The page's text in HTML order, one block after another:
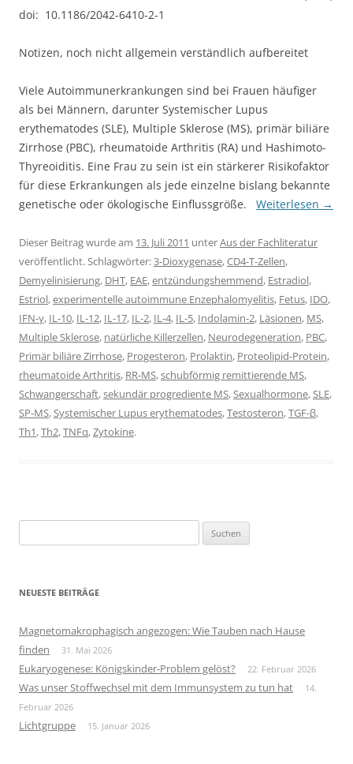
doi: 10.1186/2042-6410-2-1
Notizen, noch nicht allgemein verständlich aufbereitet
Viele Autoimmunerkrankungen sind bei Frauen häufiger
als bei Männern, darunter Systemischer Lupus
erythematodes (SLE), Multiple Sklerose (MS), primär biliäre
Zirrhose (PBC), rheumatoide Arthritis (RA) und Hashimoto-
Thyreoiditis. Eine Frau zu sein ist ein stärkerer Risikofaktor
für diese Erkrankungen als jede einzelne bislang bekannte
genetische oder ökologische Einflussgröße. Weiterlesen →
Dieser Beitrag wurde am 13. Juli 2011 unterAus der Fachliteratur
veröffentlicht. Schlagwörter:3-Dioxygenase,CD4-T-Zellen,
Demyelinisierung, DHT, EAE,entzündungshemmend, Estradiol,
Estriol,experimentelle autoimmune Enzephalomyelitis, Fetus, IDO,
IFN-γ, IL-10, IL-12, IL-17, IL-2, IL-4, IL-5, Indolamin-2, Läsionen, MS,
Multiple Sklerose, natürliche Killerzellen, Neurodegeneration, PBC,
Primär biliäre Zirrhose, Progesteron, Prolaktin, Proteolipid-Protein,
rheumatoide Arthritis, RR-MS,schubförmig remittierende MS,
Schwangerschaft,sekundär progrediente MS,Sexualhormone,SLE,
SP-MS,Systemischer Lupus erythematodes,Testosteron,TGF-β,
Th1,Th2,TNFα,Zytokine.
nach:
NEUESTE BEITRÄGE
Magnetomakrophagisch angezogen: Wie Tauben nach Hause
finden
31. Mai 2026
Eukaryogenese: Königskinder-Problem gelöst? 22. Februar 2026
Was unser Stoffwechsel mit dem Immunsystem zu tun hat
14.
Februar 2026
Lichtgruppe 15. Januar 2026